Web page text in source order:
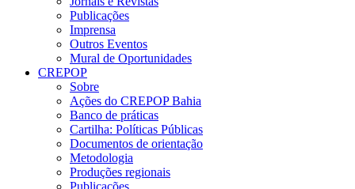
Publicações
Imprensa
Outros Eventos
Mural de Oportunidades
CREPOP
Sobre
Ações do CREPOP Bahia
Banco de práticas
Cartilha: Políticas Públicas
Documentos de orientação
Metodologia
Produções regionais